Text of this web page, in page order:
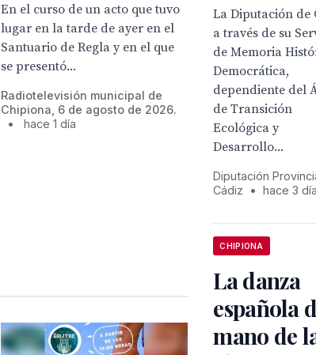
En el curso de un acto que tuvo
lugar en la tarde de ayer en el
Santuario de Regla y en el que
se presentó...
Radiotelevisión municipal de
Chipiona, 6 de agosto de 2026.
•
hace 1 día
La Diputación de
a través de su
de Memoria
Democrática,
dependiente del
de Transición
Ecológica y
Desarrollo...
Diputación
Cádiz
• hace 3
CHIPIONA
La danza
española
mano de